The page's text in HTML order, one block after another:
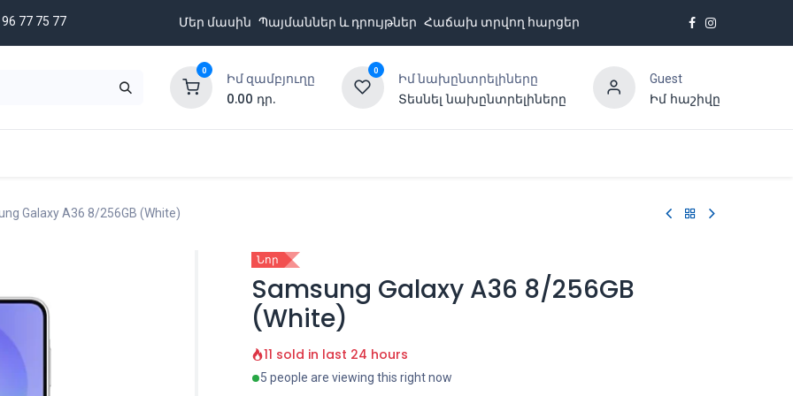
77 75 77 Մեր մասին Պայմաններ և դրույթներ Հաճախ տրվող հարցեր
0
Իմ զամբյուղը
0.00 դր.
0
Իմ նախընտրելիները
Տեսնել նախընտրելիները
Guest
Իմ հաշիվը
Galaxy A36 8/256GB (White)
Նոր
Samsung Galaxy A36 8/256GB
(White)
11 sold in last 24 hours
5 people are viewing this right now